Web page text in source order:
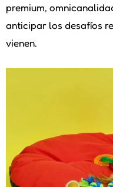
premium,
anticipar los desafíos
vienen.